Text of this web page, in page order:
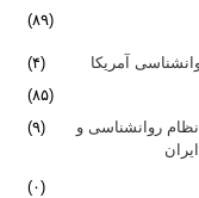
(۸۹)
آمریکا
(۴)
(۸۵)
روانشناسی و
(۹)
(۰)